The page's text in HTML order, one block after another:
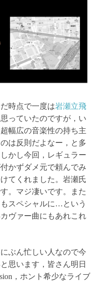
時点で一度は岩瀬立飛
っていたのですが，い
幅広の音楽性の持ち主
は反則だよなー，と多
かし今回，レギュラー
かずダメ元で頼んでみ
てくれました。岩瀬氏
。マジ凄いです。また
スペシャルに…という
ヴァー曲にもあれこれ
ぶん忙しい人なので今
思います，皆さん明日
，ホント希少なライブ